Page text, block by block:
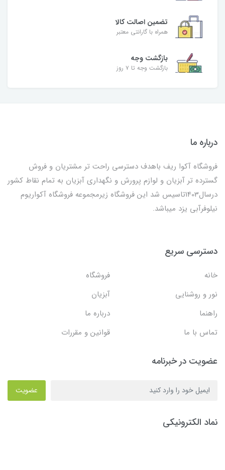
تضمین اصالت کالا
همراه با گارانتی معتبر
بازگشت وجه
بازگشت وجه تا ۷ روز
درباره ما
فروشگاه آکوا ریف باهدف دسترسی راحت تر مشتریان و فروش
گسترده تر آبزیان و لوازم پرورش و نگهداری آبزیان به تمام نقاط کشور
درسال1403تاسیس شد این فروشگاه زیرمجموعه فروشگاه آکواریوم
نیلوفرآبی یزد میباشد.
دسترسی سریع
خانه
فروشگاه
نور و روشنایی
آبزیان
راهنما
درباره ما
تماس با ما
قوانین و مقررات
عضویت در خبرنامه
عضویت
نماد الکترونیکی